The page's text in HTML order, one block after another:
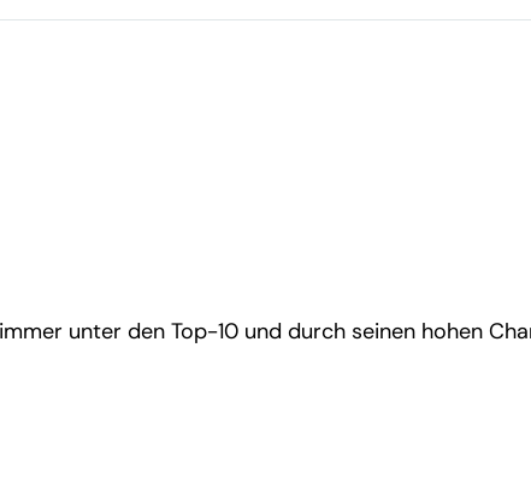
unter den Top-10 und durch seinen hohen